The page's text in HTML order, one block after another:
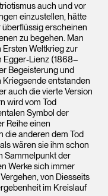
auch und vor
einzustellen, hätte
erscheinen
zu begehen. Man
Weltkrieg zur
Egger-Lienz (1868–
Begeisterung und
entstanden
auch die vierte Version
wird vom Tod
Symbol der
Reihe einen
die anderen dem Tod
wären sie ihm schon
Sammelpunkt der
Werke sich immer
von Diesseits
im Kreislauf